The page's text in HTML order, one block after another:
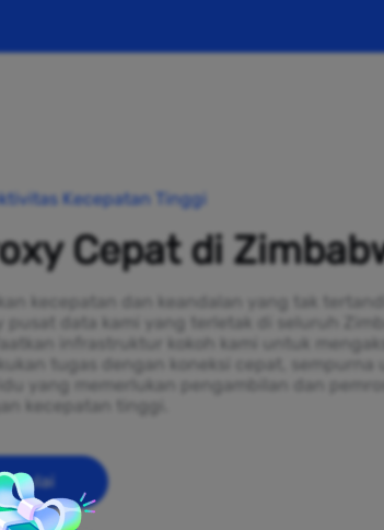
Kecepatan Tinggi
Cepat di
kecepatan dan keandalan yang tak
pusat data kami yang terletak di seluruh
infrastruktur kokoh kami untuk
tugas dengan koneksi cepat, sempurna
yang memerlukan pengambilan dan
kecepatan tinggi.
Mulai